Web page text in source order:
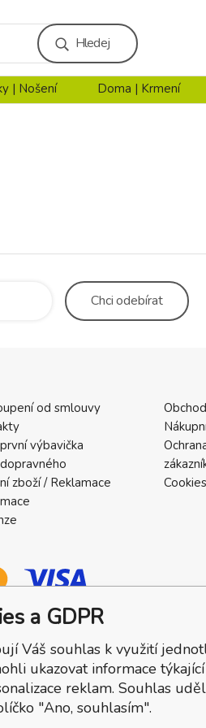
Hledej
| Nošení Doma | Krmení
Chciodebírat
od smlouvy
výbavička
zboží / Reklamace
Cookies
a GDPR
Váš souhlas k využití
ukazovat informace
reklam. Souhlas
"Ano, souhlasím".